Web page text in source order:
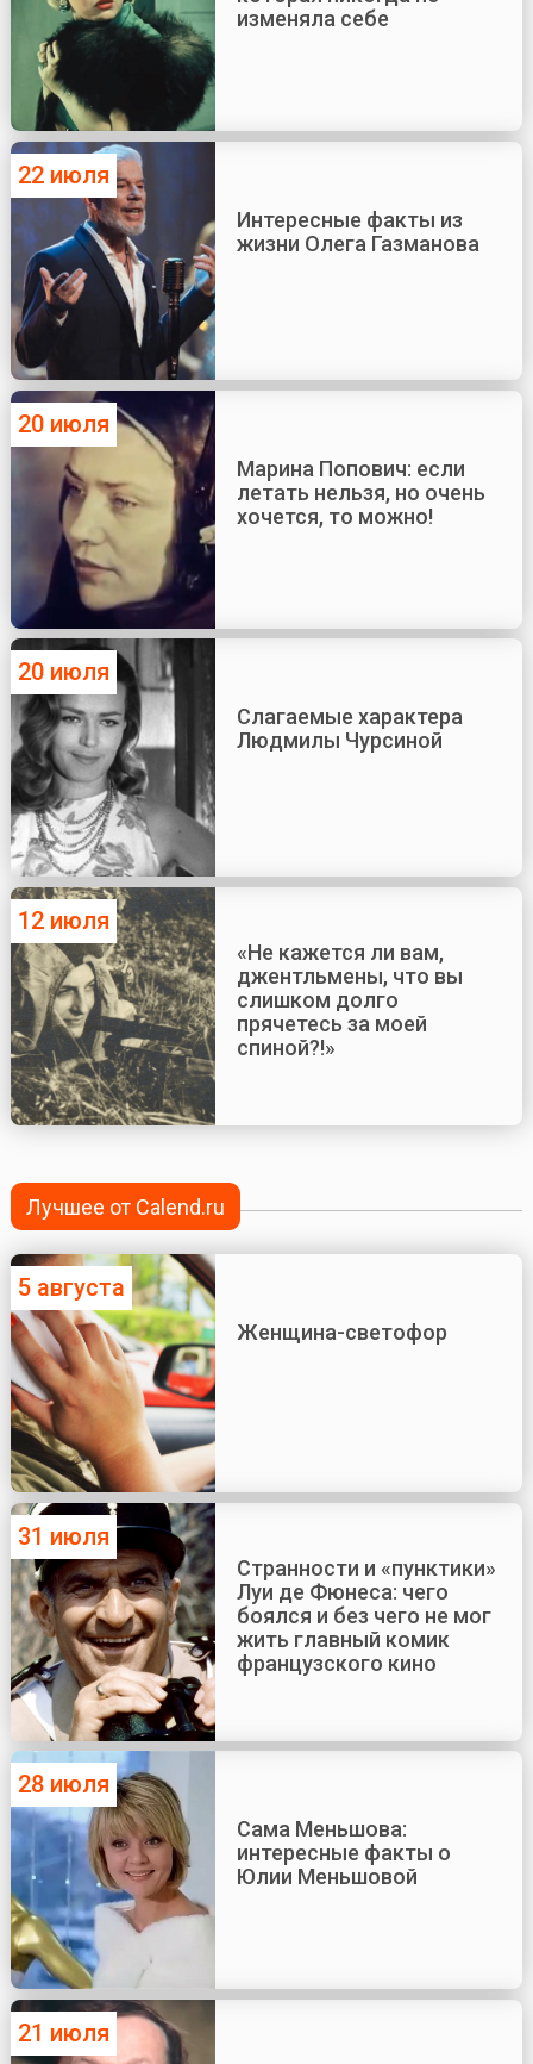
изменяла себе
22 июля
Интересные факты из
жизни Олега Газманова
20 июля
Марина Попович: если
летать нельзя, но очень
хочется, то можно!
20 июля
Слагаемые характера
Людмилы Чурсиной
12 июля
«Не кажется ли вам,
джентльмены, что вы
слишком долго
прячетесь за моей
спиной?!»
Лучшее от Calend.ru
5 августа
Женщина-светофор
31 июля
Странности и «пунктики»
Луи де Фюнеса: чего
боялся и без чего не мог
жить главный комик
французского кино
28 июля
Сама Меньшова:
интересные факты о
Юлии Меньшовой
21 июля